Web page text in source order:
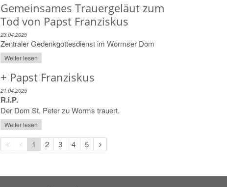
Gemeinsames Trauergeläut zum
Tod von Papst Franziskus
23.04.2025
Zentraler Gedenkgottesdienst im Wormser Dom
Weiter lesen
+ Papst Franziskus
21.04.2025
R.i.P.
Der Dom St. Peter zu Worms trauert.
Weiter lesen
Erste
Seite
Vorherige
Seite
1 2 3 4 5
Nächste
Seite